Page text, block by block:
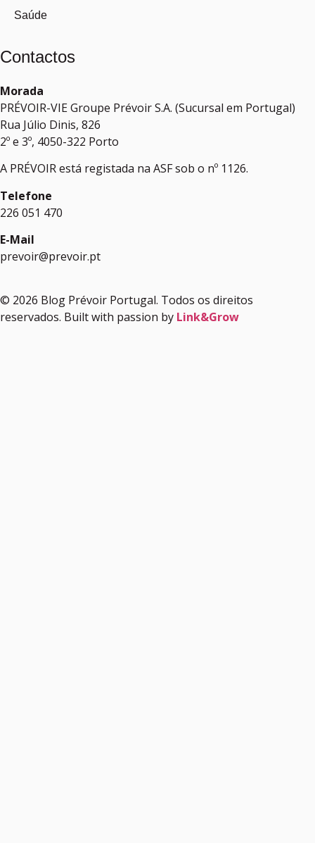
Saúde
Contactos
Morada
PRÉVOIR-VIE Groupe Prévoir S.A. (Sucursal em Portugal)
Rua Júlio Dinis, 826
2º e 3º, 4050-322 Porto
A PRÉVOIR está registada na ASF sob o nº 1126.
Telefone
226 051 470
E-Mail
prevoir@prevoir.pt
© 2026 Blog Prévoir Portugal. Todos os direitos
reservados. Built with passion by Link&Grow